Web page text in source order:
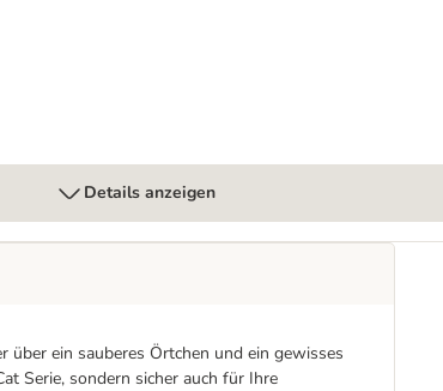
Details anzeigen
ein sauberes Örtchen und ein gewisses
Serie, sondern sicher auch für Ihre